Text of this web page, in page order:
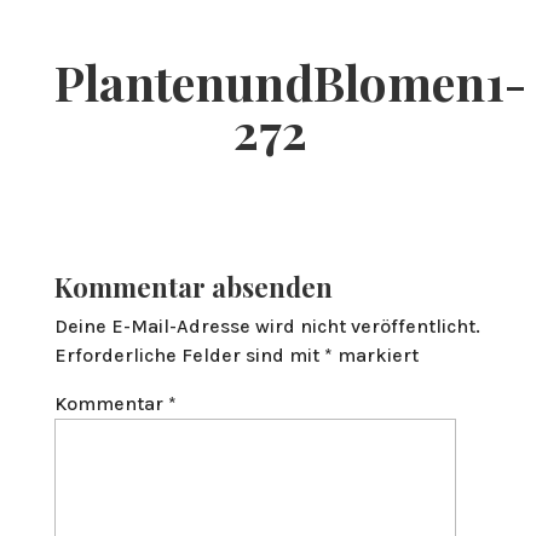
PlantenundBlomen1-
272
Kommentar absenden
Deine E-Mail-Adresse wird nicht veröffentlicht.
Erforderliche Felder sind mit * markiert
Kommentar *